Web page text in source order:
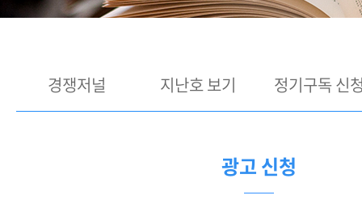
경쟁저널 지난호 보기 정기구독 신
광고 신청